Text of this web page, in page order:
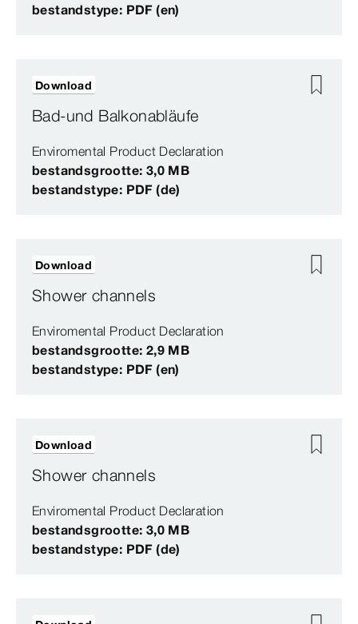
bestandstype: PDF (en)
Bad-und Balkonabläufe
Enviromental Product Declaration
bestandsgrootte: 3,0 MB
bestandstype: PDF (de)
Download
Shower channels
Enviromental Product Declaration
bestandsgrootte: 2,9 MB
bestandstype: PDF (en)
Download
Shower channels
Enviromental Product Declaration
bestandsgrootte: 3,0 MB
bestandstype: PDF (de)
Download